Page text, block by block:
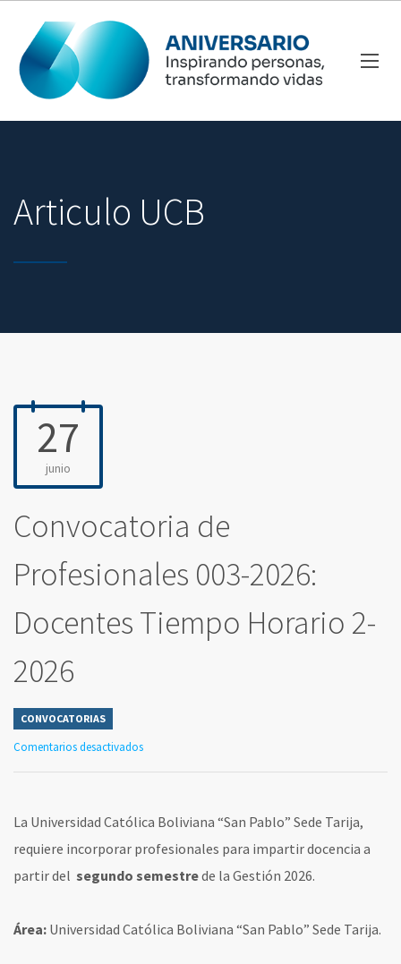
Articulo UCB
27
junio
Convocatoria de
Profesionales 003-2026:
Docentes Tiempo Horario 2-
2026
CONVOCATORIAS
Comentarios desactivados
La Universidad Católica Boliviana “San Pablo” Sede Tarija,
requiere incorporar profesionales para impartir docencia a
partir del segundo semestrede la Gestión 2026.
Área: Universidad Católica Boliviana “San Pablo” Sede Tarija.